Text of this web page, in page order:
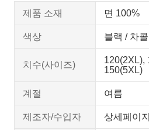
제품 소재 면 100%
색상 블랙 / 차콜
치수(사이즈)
120(2XL),
150(5XL)
계절 여름
제조자/수입자 상세페이